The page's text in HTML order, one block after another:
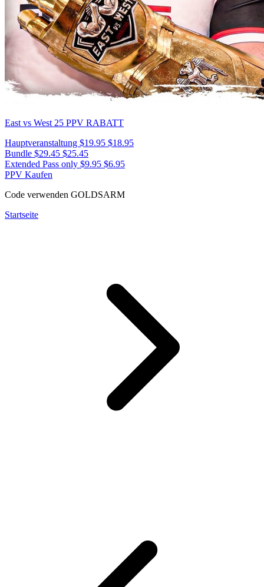
East vs West 25 PPV RABATT
Hauptveranstaltung $19.95 $18.95
Bundle $29.45 $25.45
Extended Pass only $9.95 $6.95
PPV Kaufen
Code verwenden GOLDSARM
Startseite